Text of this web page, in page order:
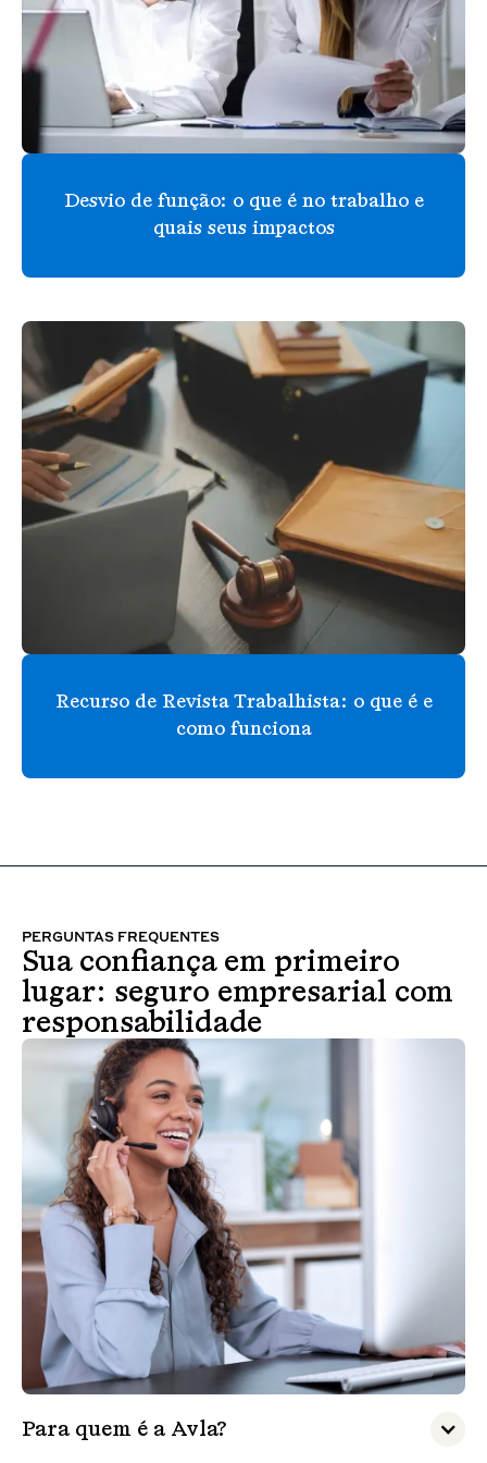
Desvio de função: o que é no trabalho e
quais seus impactos
Recurso de Revista Trabalhista: o que é e
como funciona
PERGUNTAS FREQUENTES
Sua confiança em primeiro
lugar: seguro empresarial com
responsabilidade
Para quem é a Avla?